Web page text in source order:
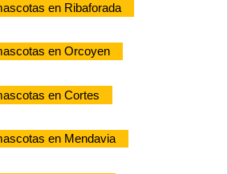
en Ribaforada
en Orcoyen
en Cortes
en Mendavia